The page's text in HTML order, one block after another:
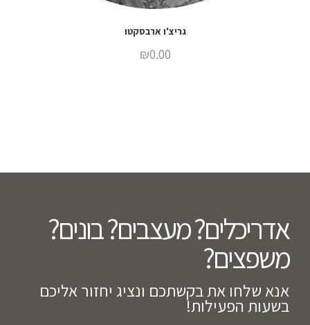
גריצ'ו ארבסקטו
₪0.00
אדריכלים? מעצבים? בונים?
משפצים?​
אנא שלחו את בקשתכם ונציג יחזור אליכם
בשעות הפעילות!